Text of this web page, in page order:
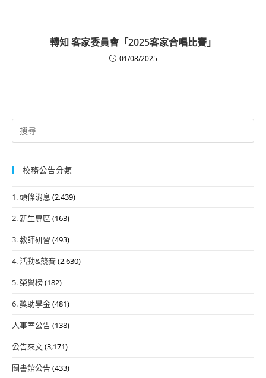
轉知 客家委員會「2025客家合唱比賽」
01/08/2025
Search
for:
校務公告分類
1. 頭條消息 (2,439)
2. 新生專區 (163)
3. 教師研習 (493)
4. 活動&競賽(2,630)
5. 榮譽榜(182)
6. 獎助學金(481)
人事室公告(138)
公告來文(3,171)
圖書館公告(433)